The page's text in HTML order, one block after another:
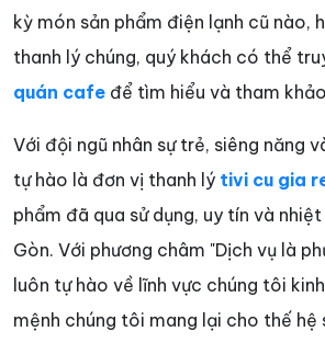
kỳ món sản phẩm điện lạnh cũ nào,
thanh lý chúng, quý khách có thể
quán cafe để tìm hiểu và tham
Với đội ngũ nhân sự trẻ, siêng năng
tự hào là đơn vị thanh lý tivi cu gia
phẩm đã qua sử dụng, uy tín và
Gòn. Với phương châm "Dịch vụ là
luôn tự hào về lĩnh vực chúng tôi
mệnh chúng tôi mang lại cho thế hệ